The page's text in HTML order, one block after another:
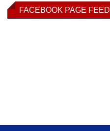
FACEBOOK PAGE FEED